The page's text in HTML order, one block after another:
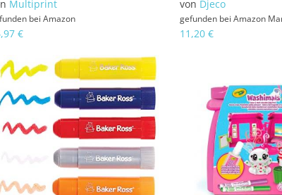
Multiprint
bei Amazon
€
von Djeco
gefunden bei Amazon
11,20 €